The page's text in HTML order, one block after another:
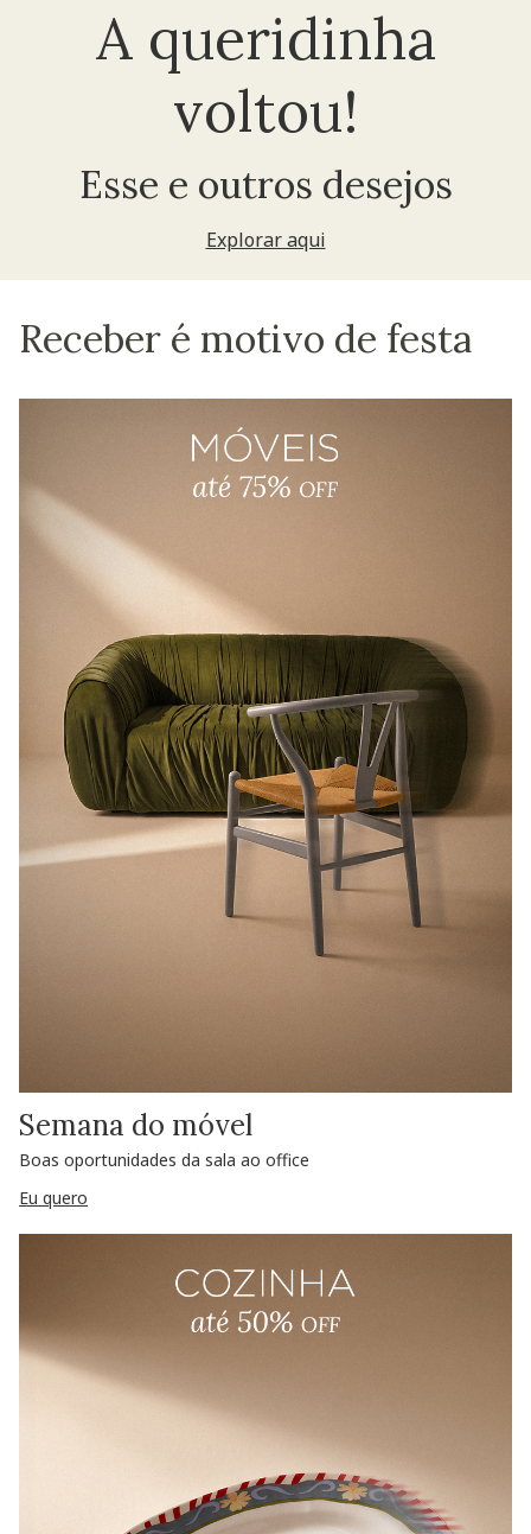
A queridinha
voltou!
Esse e outros desejos
Explorar aqui
Receber é motivo de festa
Semana do móvel
Boas oportunidades da sala ao office
Eu quero